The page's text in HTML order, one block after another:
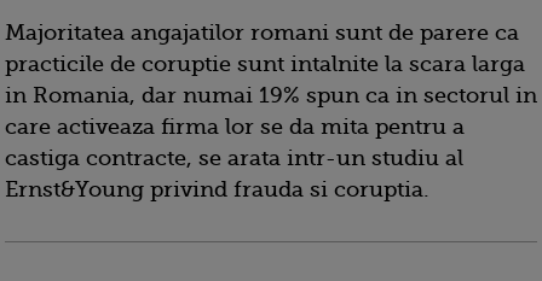
Majoritatea angajatilor romani sunt de parere ca
practicile de coruptie sunt intalnite la scara larga
in Romania, dar numai 19% spun ca in sectorul in
care activeaza firma lor se da mita pentru a
castiga contracte, se arata intr-un studiu al
Ernst&Young privind frauda si coruptia.